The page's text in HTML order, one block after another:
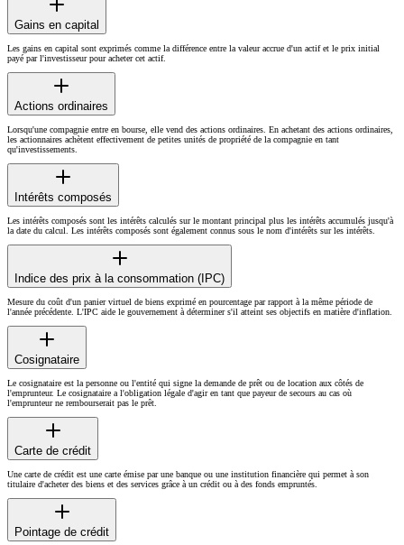
Gains en capital
Les gains en capital sont exprimés comme la différence entre la valeur accrue d'un actif et le prix initial
payé par l'investisseur pour acheter cet actif.
Actions ordinaires
Lorsqu'une compagnie entre en bourse, elle vend des actions ordinaires. En achetant des actions ordinaires,
les actionnaires achètent effectivement de petites unités de propriété de la compagnie en tant
qu'investissements.
Intérêts composés
Les intérêts composés sont les intérêts calculés sur le montant principal plus les intérêts accumulés jusqu'à
la date du calcul. Les intérêts composés sont également connus sous le nom d'intérêts sur les intérêts.
Indice des prix à la consommation (IPC)
Mesure du coût d'un panier virtuel de biens exprimé en pourcentage par rapport à la même période de
l'année précédente. L'IPC aide le gouvernement à déterminer s'il atteint ses objectifs en matière d'inflation.
Cosignataire
Le cosignataire est la personne ou l'entité qui signe la demande de prêt ou de location aux côtés de
l'emprunteur. Le cosignataire a l'obligation légale d'agir en tant que payeur de secours au cas où
l'emprunteur ne rembourserait pas le prêt.
Carte de crédit
Une carte de crédit est une carte émise par une banque ou une institution financière qui permet à son
titulaire d'acheter des biens et des services grâce à un crédit ou à des fonds empruntés.
Pointage de crédit